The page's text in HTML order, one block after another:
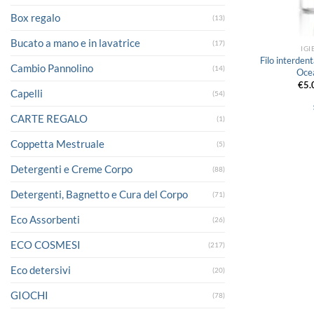
Box regalo (13)
Bucato a mano e in lavatrice (17)
Cambio Pannolino (14)
Capelli (54)
CARTE REGALO (1)
Coppetta Mestruale (5)
Detergenti e Creme Corpo (88)
Detergenti, Bagnetto e Cura del Corpo (71)
Eco Assorbenti (26)
ECO COSMESI (217)
Eco detersivi (20)
GIOCHI (78)
Filo
€